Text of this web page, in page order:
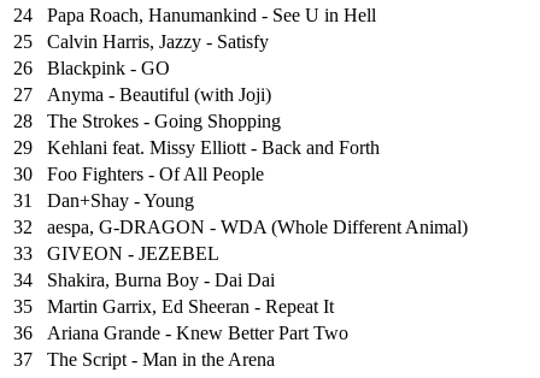
24
Papa Roach, Hanumankind - See U in Hell
25
⁠Calvin Harris, Jazzy - Satisfy
26
Blackpink - GO
27
Anyma - Beautiful (with Joji)
28
The Strokes - Going Shopping
29
Kehlani feat. Missy Elliott - Back and Forth
30
Foo Fighters - Of All People
31
Dan+Shay - Young
32
aespa, G-DRAGON - WDA (Whole Different Animal)
33
GIVEON - JEZEBEL
34
Shakira, Burna Boy - Dai Dai
35
Martin Garrix, Ed Sheeran - Repeat It
36
Ariana Grande - Knew Better Part Two
37
The Script - Man in the Arena